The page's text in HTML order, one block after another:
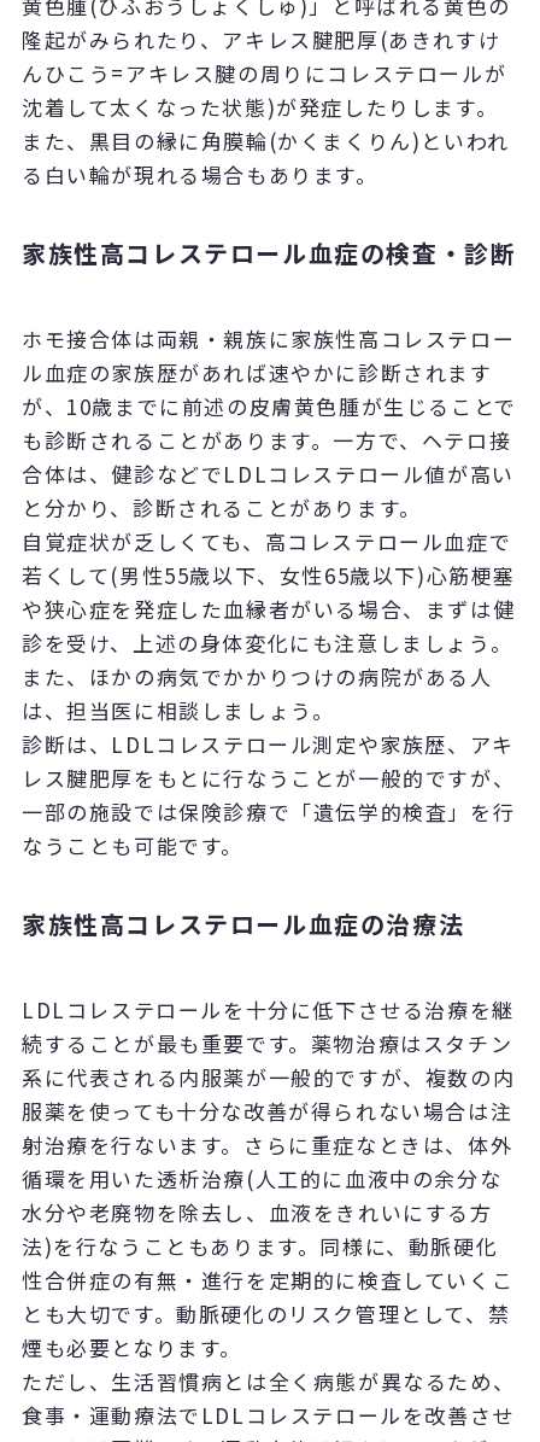
隆起がみられたり、アキレス腱肥厚(あきれすけ
んひこう=アキレス腱の周りにコレステロールが
沈着して太くなった状態)が発症したりします。
また、黒目の縁に角膜輪(かくまくりん)といわれ
る白い輪が現れる場合もあります。
家族性高コレステロール血症の検査・診断
ホモ接合体は両親・親族に家族性高コレステロー
ル血症の家族歴があれば速やかに診断されます
が、10歳までに前述の皮膚黄色腫が生じることで
も診断されることがあります。一方で、ヘテロ接
合体は、健診などでLDLコレステロール値が高い
と分かり、診断されることがあります。
自覚症状が乏しくても、高コレステロール血症で
若くして(男性55歳以下、女性65歳以下)心筋梗塞
や狭心症を発症した血縁者がいる場合、まずは健
診を受け、上述の身体変化にも注意しましょう。
また、ほかの病気でかかりつけの病院がある人
は、担当医に相談しましょう。
診断は、LDLコレステロール測定や家族歴、アキ
レス腱肥厚をもとに行なうことが一般的ですが、
一部の施設では保険診療で「遺伝学的検査」を行
なうことも可能です。
家族性高コレステロール血症の治療法
LDLコレステロールを十分に低下させる治療を継
続することが最も重要です。薬物治療はスタチン
系に代表される内服薬が一般的ですが、複数の内
服薬を使っても十分な改善が得られない場合は注
射治療を行ないます。さらに重症なときは、体外
循環を用いた透析治療(人工的に血液中の余分な
水分や老廃物を除去し、血液をきれいにする方
法)を行なうこともあります。同様に、動脈硬化
性合併症の有無・進行を定期的に検査していくこ
とも大切です。動脈硬化のリスク管理として、禁
煙も必要となります。
ただし、生活習慣病とは全く病態が異なるため、
食事・運動療法でLDLコレステロールを改善させ